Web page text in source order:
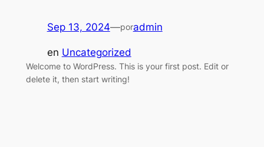
Sep 13, 2024—poradmin
en Uncategorized
Welcome to WordPress. This is your first post. Edit or
delete it, then start writing!